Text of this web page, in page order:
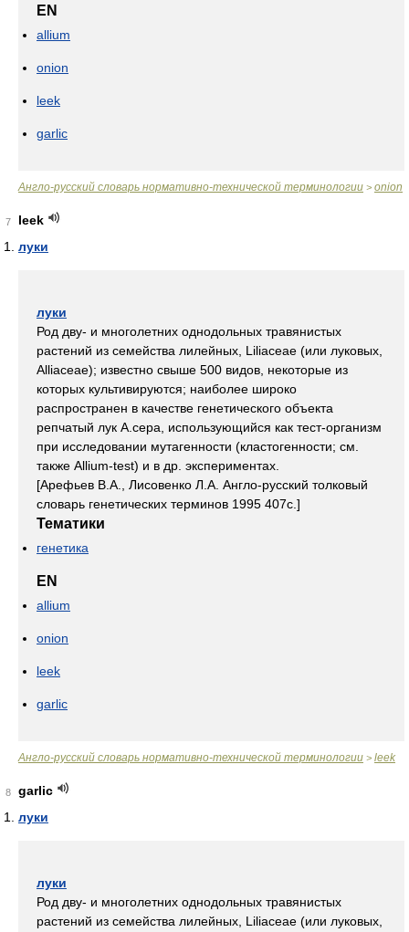
EN
allium
onion
leek
garlic
Англо-русский словарь нормативно-технической терминологии > onion
7
leek
луки
луки
Род дву- и многолетних однодольных травянистых
растений из семейства лилейных, Liliaceae (или луковых,
Alliaceae); известно свыше 500 видов, некоторые из
которых культивируются; наиболее широко
распространен в качестве генетического объекта
репчатый лук A.cepa, использующийся как тест-организм
при исследовании мутагенности (кластогенности; см.
также Allium-test) и в др. экспериментах.
[Арефьев В.А., Лисовенко Л.А. Англо-русский толковый
словарь генетических терминов 1995 407с.]
Тематики
генетика
EN
allium
onion
leek
garlic
Англо-русский словарь нормативно-технической терминологии > leek
8
garlic
луки
луки
Род дву- и многолетних однодольных травянистых
растений из семейства лилейных, Liliaceae (или луковых,